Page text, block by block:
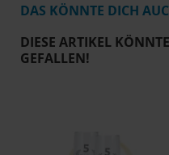
DAS KÖNNTE DICH
DIESE ARTIKEL
GEFALLEN!